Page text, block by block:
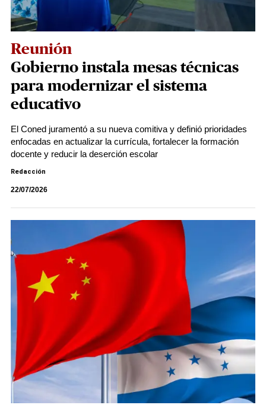
Reunión
Gobierno instala mesas técnicas
para modernizar el sistema
educativo
El Coned juramentó a su nueva comitiva y definió prioridades
enfocadas en actualizar la currícula, fortalecer la formación
docente y reducir la deserción escolar
Redacción
22/07/2026